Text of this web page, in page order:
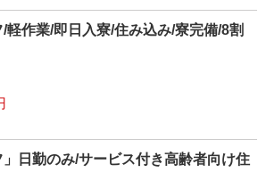
軽作業/即日入寮/住み込み/寮完備/8割
」日勤のみ/サービス付き高齢者向け住